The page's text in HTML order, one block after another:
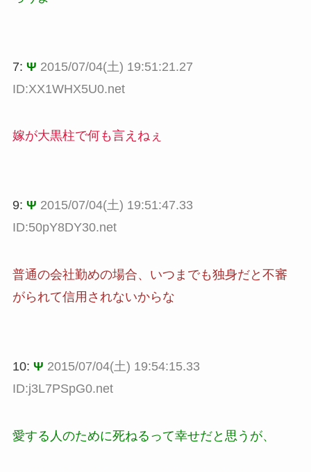
7: Ψ 2015/07/04(土) 19:51:21.27
ID:XX1WHX5U0.net
嫁が大黒柱で何も言えねぇ
9: Ψ 2015/07/04(土) 19:51:47.33
ID:50pY8DY30.net
普通の会社勤めの場合、いつまでも独身だと不審
がられて信用されないからな
10: Ψ 2015/07/04(土) 19:54:15.33
ID:j3L7PSpG0.net
愛する人のために死ねるって幸せだと思うが、